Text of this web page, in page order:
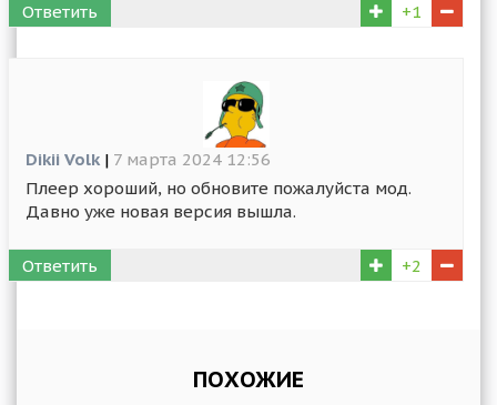
Ответить +1
Dikii Volk | 7 марта 2024 12:56
Плеер хороший, но обновите пожалуйста мод.
Давно уже новая версия вышла.
Ответить +2
ПОХОЖИЕ